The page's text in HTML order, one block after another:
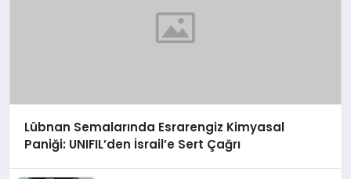
Lübnan Semalarında Esrarengiz Kimyasal
Paniği: UNIFIL’den İsrail’e Sert Çağrı